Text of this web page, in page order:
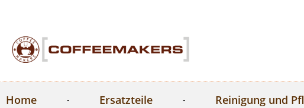
Home Ersatzteile Reinigung und